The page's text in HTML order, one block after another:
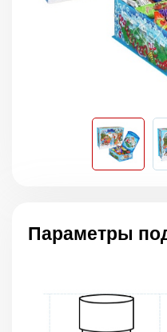
Параметры